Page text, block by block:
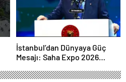
İstanbul’dan Dünyaya Güç
Mesajı: Saha Expo 2026